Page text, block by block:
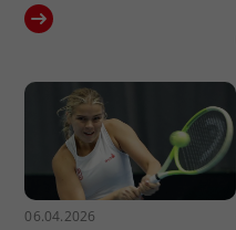
06.04.2026